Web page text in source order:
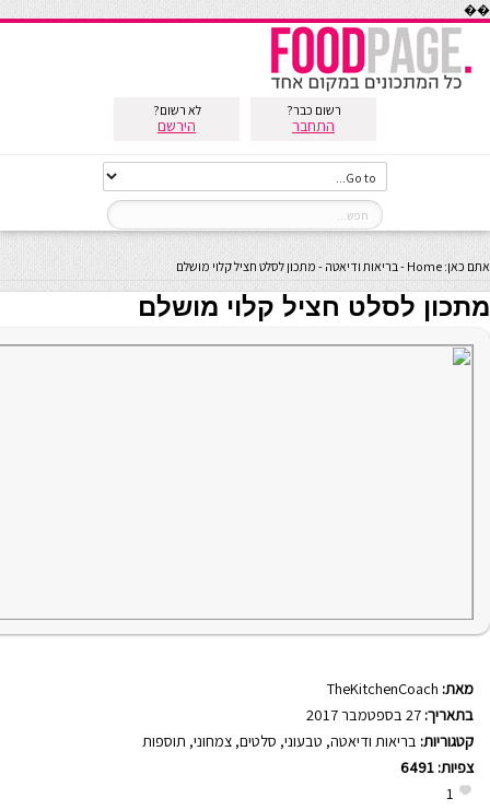
��
רשום כבר?
התחבר
לא רשום?
הירשם
אתם כאן: Home
-בריאות ודיאטה - מתכון לסלט חציל קלוי מושלם
מתכון לסלט חציל קלוי מושלם
מאת: TheKitchenCoach
בתאריך:
קטגוריות: בריאות ודיאטה, טבעוני, סלטים, צמחוני, תוספות
צפיות: 6491
1